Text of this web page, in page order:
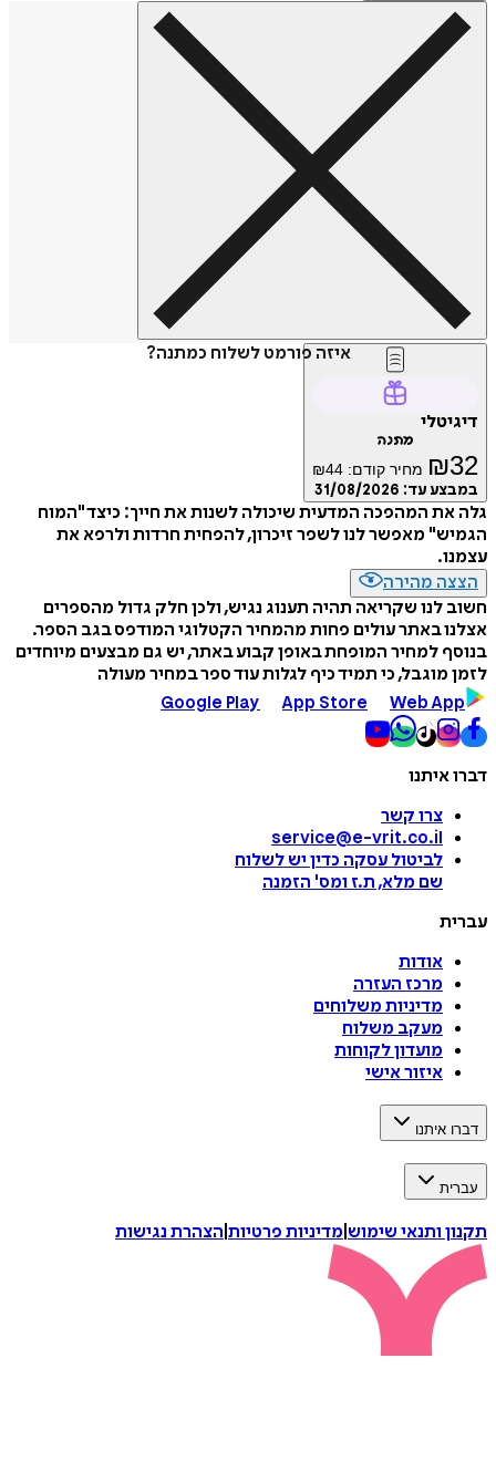
איזה פורמט לשלוח כמתנה?
דיגיטלי
מתנה
₪32 מחיר קודם: ₪44
במבצע עד: 31/08/2026
גלה את המהפכה המדעית שיכולה לשנות את חייך: כיצד "המוח
הגמיש" מאפשר לנו לשפר זיכרון, להפחית חרדות ולרפא את
עצמנו.
הצצה מהירה
חשוב לנו שקריאה תהיה תענוג נגיש, ולכן חלק גדול מהספרים
אצלנו באתר עולים פחות מהמחיר הקטלוגי המודפס בגב הספר.
בנוסף למחיר המופחת באופן קבוע באתר, יש גם מבצעים מיוחדים
לזמן מוגבל, כי תמיד כיף לגלות עוד ספר במחיר מעולה
Google Play
App Store Web App
דברו איתנו
צרו קשר
service@e-vrit.co.il
לביטול עסקה כדין יש לשלוח
שם מלא, ת.ז ומס' הזמנה
עברית
אודות
מרכז העזרה
מדיניות משלוחים
מעקב משלוח
מועדון לקוחות
איזור אישי
דברו איתנו
עברית
תקנון ותנאי שימוש מדיניות פרטיות הצהרת נגישות